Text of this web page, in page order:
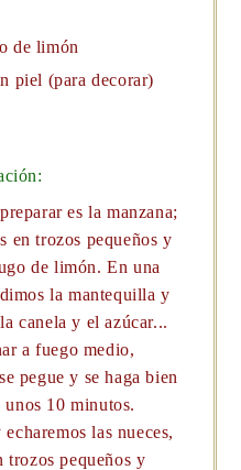
de limón
piel (para decorar)
es la manzana;
en trozos pequeños y
de limón. En una
la mantequilla y
canela y el azúcar...
a fuego medio,
pegue y se haga bien
10 minutos.
las nueces,
trozos pequeños y